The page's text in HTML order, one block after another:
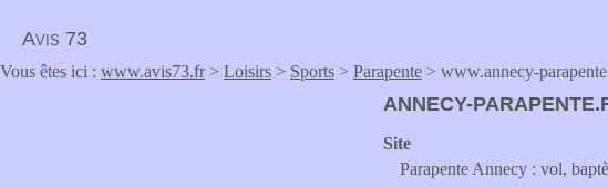
Avis 73
Vous êtes ici : www.avis73.fr> Loisirs > Sports > Parapente > www.annecy-
ANNECY-
Site
Parapente Annecy : vol,